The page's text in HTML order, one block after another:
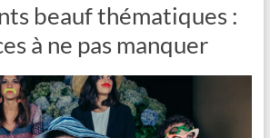
beauf thématiques :
à ne pas manquer